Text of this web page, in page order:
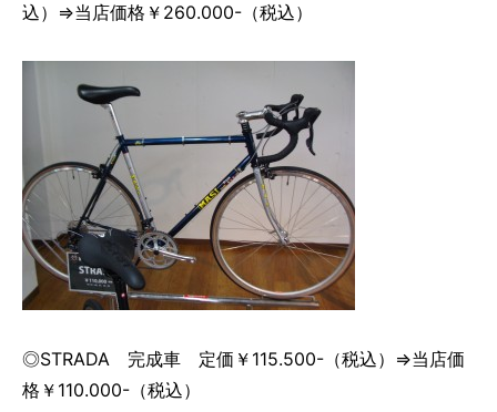
込）⇒当店価格￥260.000-（税込）
◎STRADA 完成車 定価￥115.500-（税込）⇒当店価
格￥110.000-（税込）